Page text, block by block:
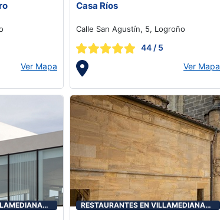
Ver Mapa
Casa Ríos
Calle San Agustín, 5, Logroño
44 / 5
Ver Mapa
RESTAURANTES EN VILLAMEDIANA